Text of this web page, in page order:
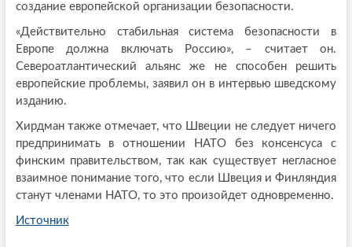
создание европейской организации безопасности.
«Действительно стабильная система безопасности в
Европе должна включать Россию», – считает он.
Североатлантический альянс же не способен решить
европейские проблемы, заявил он в интервью шведскому
изданию.
Хирдман также отмечает, что Швеции не следует ничего
предпринимать в отношении НАТО без консенсуса с
финским правительством, так как существует негласное
взаимное понимание того, что если Швеция и Финляндия
станут членами НАТО, то это произойдет одновременно.
Источник